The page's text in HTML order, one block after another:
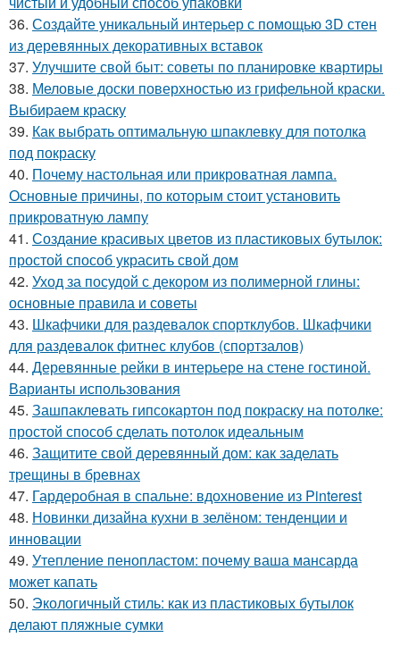
36. Создайте уникальный интерьер с помощью 3D стен
из деревянных декоративных вставок
37. Улучшите свой быт: советы по планировке квартиры
38. Меловые доски поверхностью из грифельной краски.
Выбираем краску
39. Как выбрать оптимальную шпаклевку для потолка
под покраску
40. Почему настольная или прикроватная лампа.
Основные причины, по которым стоит установить
прикроватную лампу
41. Создание красивых цветов из пластиковых бутылок:
простой способ украсить свой дом
42. Уход за посудой с декором из полимерной глины:
основные правила и советы
43. Шкафчики для раздевалок спортклубов. Шкафчики
для раздевалок фитнес клубов (спортзалов)
44. Деревянные рейки в интерьере на стене гостиной.
Варианты использования
45. Зашпаклевать гипсокартон под покраску на потолке:
простой способ сделать потолок идеальным
46. Защитите свой деревянный дом: как заделать
трещины в бревнах
47. Гардеробная в спальне: вдохновение из Pinterest
48. Новинки дизайна кухни в зелёном: тенденции и
инновации
49. Утепление пенопластом: почему ваша мансарда
может капать
50. Экологичный стиль: как из пластиковых бутылок
делают пляжные сумки